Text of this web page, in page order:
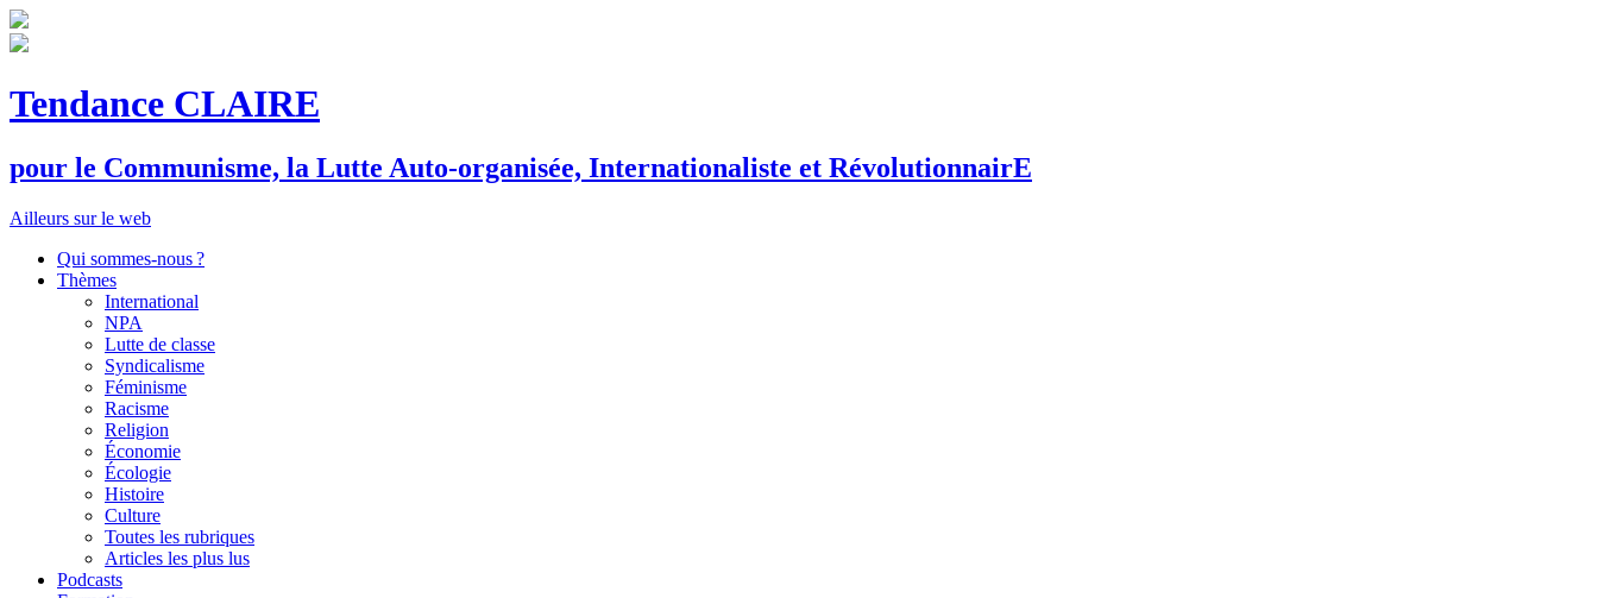
Tendance CLAIRE
pour le Communisme, la Lutte Auto-organisée, Internationaliste et RévolutionnairE
Ailleurs sur le web
Qui sommes-nous ?
Thèmes
International
NPA
Lutte de classe
Syndicalisme
Féminisme
Racisme
Religion
Économie
Écologie
Histoire
Culture
Toutes les rubriques
Articles les plus lus
Podcasts